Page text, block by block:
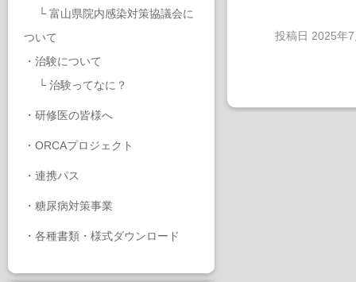
└ 富山県院内感染対策協議会に
ついて
・ 治験について
└ 治験ってなに？
・ 研修医の皆様へ
・ ORCAプロジェクト
・ 連携パス
・ 糖尿病対策事業
・ 各種書類・様式ダウンロード
投稿日 2025年